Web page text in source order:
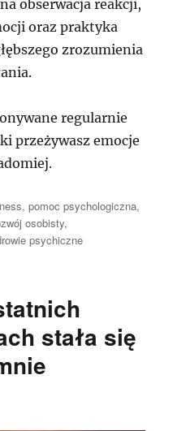
obserwacja reakcji,
oraz praktyka
zrozumienia
regularnie
przeżywasz emocje
,pomoc psychologiczna,
osobisty,
psychiczne
stała się